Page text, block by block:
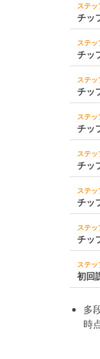
ステッ
チッ
ステッ
チッ
ステッ
チッ
ステッ
チッ
ステッ
チッ
ステッ
チッ
ステッ
チッ
ステッ
初回
多
時